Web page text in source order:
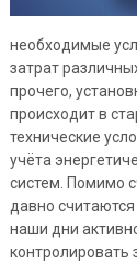
необходимые
затрат
прочего,
происходит в
технические
учёта
систем. Помимо
давно
наши дни
контролировать